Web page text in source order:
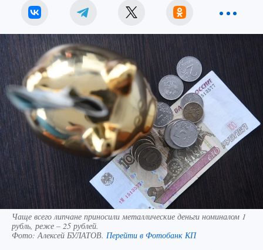
Чаще всего липчане приносили металлические деньги номиналом 1
рубль, реже – 25 рублей.
Фото:Алексей БУЛАТОВ. Перейти в Фотобанк КП